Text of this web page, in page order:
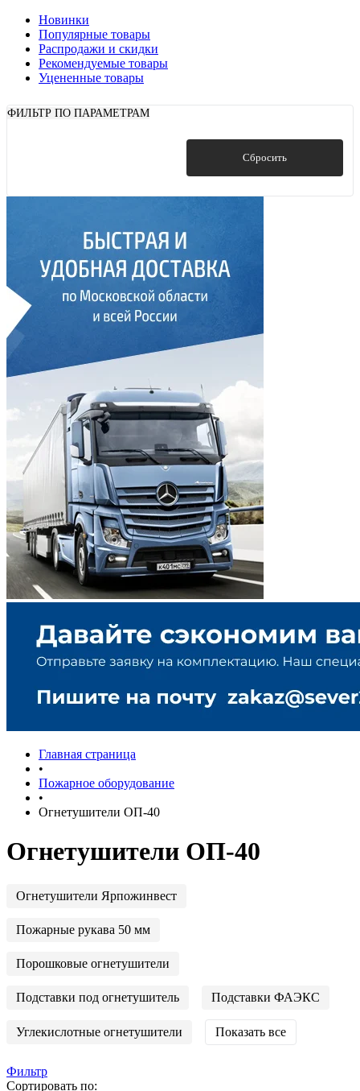
Новинки
Популярные товары
Распродажи и скидки
Рекомендуемые товары
Уцененные товары
ФИЛЬТР ПО ПАРАМЕТРАМ
Сбросить
Главная страница
•
Пожарное оборудование
•
Огнетушители ОП-40
Огнетушители ОП-40
Огнетушители Ярпожинвест
Пожарные рукава 50 мм
Порошковые огнетушители
Подставки под огнетушитель Подставки ФАЭКС
Углекислотные огнетушители Показать все
Фильтр
Сортировать по: